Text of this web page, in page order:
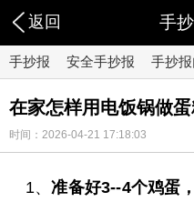
返回 手
手抄报 安全手抄报 手抄
在家怎样用电饭锅做
时间：2026-04-21 17:18:03
1、准备好3--4个鸡蛋